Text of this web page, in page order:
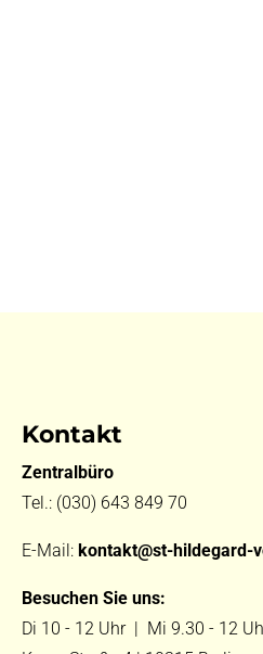
Kontakt
Zentralbüro
Tel.: (030) 643 849 70
E-Mail: kontakt@st-hildegard-
Besuchen Sie uns:
Di 10 - 12 Uhr |
Mi 9.30 - 12